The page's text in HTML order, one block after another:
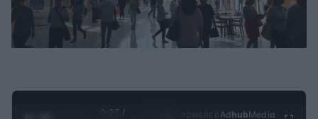
0:28 /
Ad hubMedia